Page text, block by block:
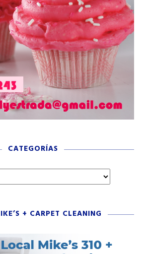
CATEGORÍAS
+ CARPET CLEANING